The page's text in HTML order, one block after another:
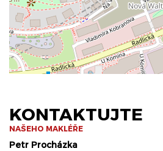
KONTAKTUJTE
NAŠEHO MAKLÉŘE
Petr Procházka